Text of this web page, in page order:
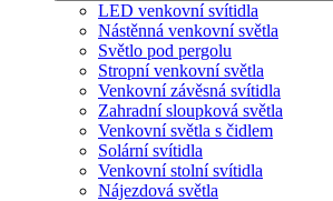
LED venkovní svítidla
Nástěnná venkovní světla
Světlo pod pergolu
Stropní venkovní světla
Venkovní závěsná svítidla
Zahradní sloupková světla
Venkovní světla s čidlem
Solární svítidla
Venkovní stolní svítidla
Nájezdová světla